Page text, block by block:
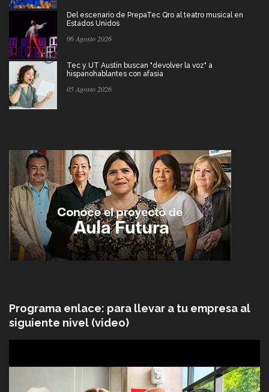
Del escenario de PrepaTec Qro al teatro musical en
Estados Unidos
06 Agosto 2026
Tec y UT Austin buscan "devolver la voz" a
hispanohablantes con afasia
05 Agosto 2026
Programa enlace: para llevar a tu empresa al
siguiente nivel (video)